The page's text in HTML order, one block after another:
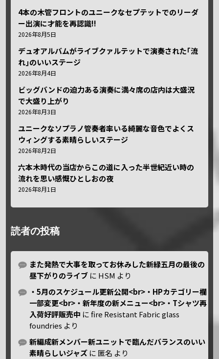
4本の木管フロントのユニークなセプテットでのリーダ
ー出演に才能を再認識!!
2026年8月5日
デュオアルバムがライブクァルテットで演奏された｢流
れ｣のいいステージ
2026年8月4日
ビッグバンドの迫力ある演奏に満々席の店内は大盛況
で大盛り上がり
2026年8月3日
ユニークなソプラノ管奏者率いる綺麗な音色でよくス
ウィングする素晴らしいステージ
2026年8月2日
六本木時代の当店からこの道に入った半世紀近い時の
流れを思い感慨ひとしおの夜
2026年8月1日
読者の投稿
また発熱で大事を取ってお休みした新緑五月の最後の
昼下がりのライブ に HSM より
・5月のスケジュール更新公開<br>・HPカテゴリー欄
一部変更<br>・新年度の新メニュー<br>・Tシャツ再
入荷好評販売中 にfire Resistant Fabric glass
foundries より
新編成新メンバー新ユニットで臨んだバランスのいい
素晴らしいジャズ に 匿名 より